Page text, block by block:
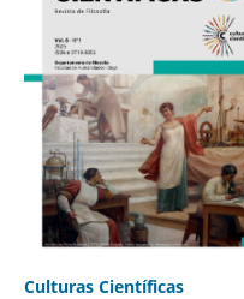
Culturas Científicas